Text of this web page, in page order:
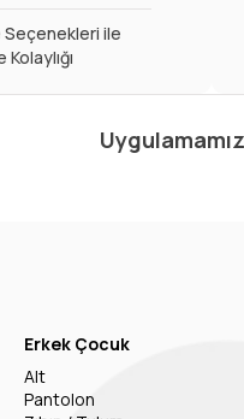
Seçenekleri ile
Erkek Çocuk
Alt
Pantolon